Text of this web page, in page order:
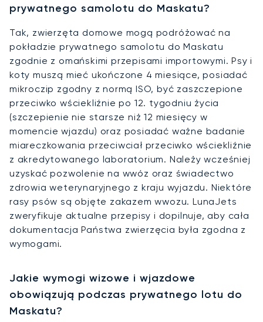
prywatnego samolotu do Maskatu?
Tak, zwierzęta domowe mogą podróżować na
pokładzie prywatnego samolotu do Maskatu
zgodnie z omańskimi przepisami importowymi. Psy i
koty muszą mieć ukończone 4 miesiące, posiadać
mikroczip zgodny z normą ISO, być zaszczepione
przeciwko wściekliźnie po 12. tygodniu życia
(szczepienie nie starsze niż 12 miesięcy w
momencie wjazdu) oraz posiadać ważne badanie
miareczkowania przeciwciał przeciwko wściekliźnie
z akredytowanego laboratorium. Należy wcześniej
uzyskać pozwolenie na wwóz oraz świadectwo
zdrowia weterynaryjnego z kraju wyjazdu. Niektóre
rasy psów są objęte zakazem wwozu. LunaJets
zweryfikuje aktualne przepisy i dopilnuje, aby cała
dokumentacja Państwa zwierzęcia była zgodna z
wymogami.
Jakie wymogi wizowe i wjazdowe
obowiązują podczas prywatnego lotu do
Maskatu?